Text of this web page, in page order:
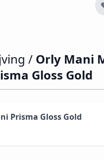
/ Orly Mani
Gloss Gold
Prisma Gloss Gold